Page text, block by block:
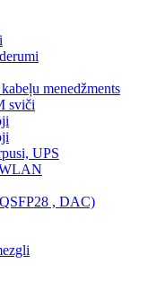
menedžments
sviči
UPS
, DAC)